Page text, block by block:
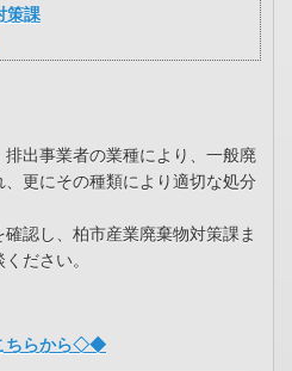
策課
出事業者の業種により、一般廃
更にその種類により適切な処分
認し、柏市産業廃棄物対策課ま
ださい。
ちらから◇◆